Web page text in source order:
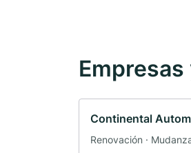
Continental
Renovación ·